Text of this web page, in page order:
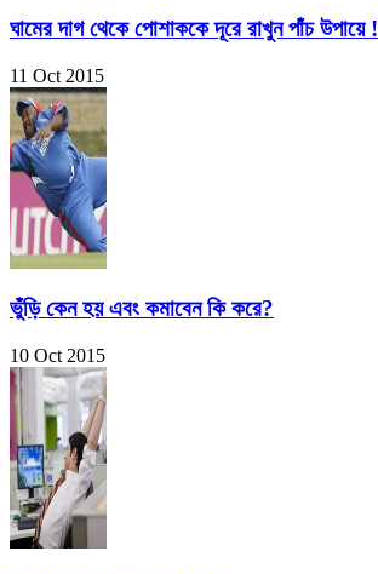
ঘামের দাগ থেকে পোশাককে দূরে রাখুন পাঁচ উপায়ে !
11 Oct 2015
ভুঁড়ি কেন হয় এবং কমাবেন কি করে?
10 Oct 2015